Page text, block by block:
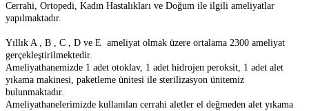
Cerrahi, Ortopedi, Kadın Hastalıkları ve Doğum ile ilgili ameliyatlar
yapılmaktadır.
Yıllık A , B , C , D ve E ameliyat olmak üzere ortalama 2300 ameliyat
gerçekleştirilmektedir.
Ameliyathanemizde 1 adet otoklav, 1 adet hidrojen peroksit, 1 adet alet
yıkama makinesi, paketleme ünitesi ile sterilizasyon ünitemiz
bulunmaktadır.
Ameliyathanelerimizde kullanılan cerrahi aletler el değmeden alet yıkama